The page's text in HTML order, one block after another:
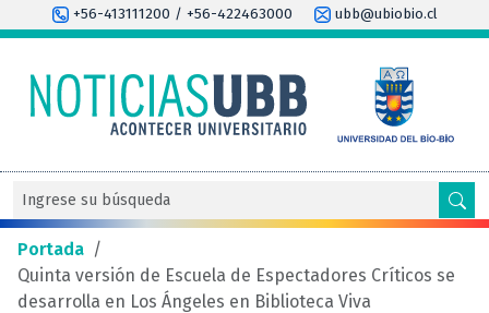
+56-413111200 / +56-422463000 ubb@ubiobio.cl
Portada /
Quinta versión de Escuela de Espectadores Críticos se
desarrolla en Los Ángeles en Biblioteca Viva